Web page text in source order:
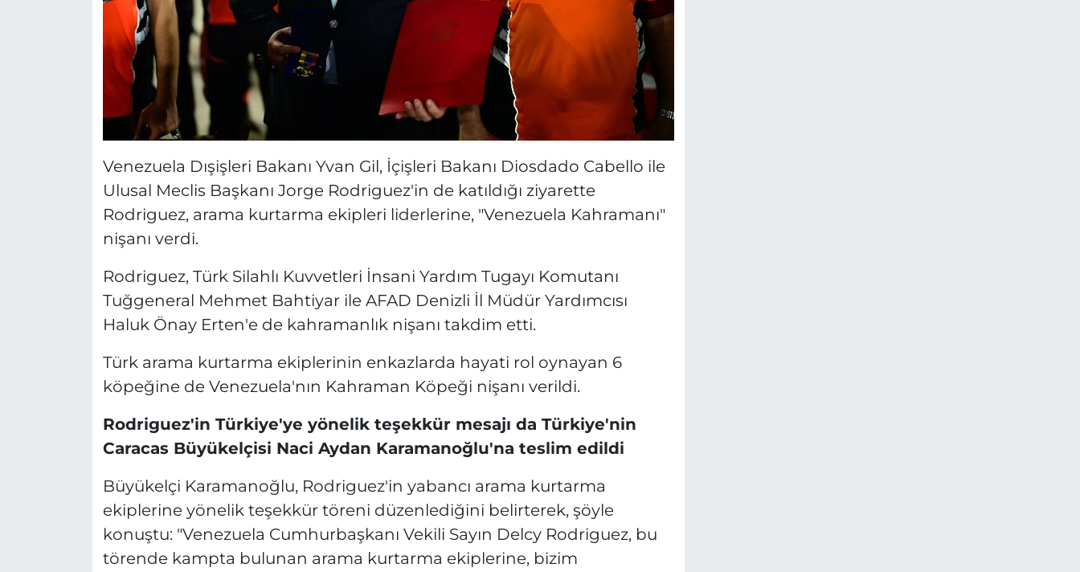
Venezuela Dışişleri Bakanı Yvan Gil, İçişleri Bakanı Diosdado Cabello ile
Ulusal Meclis Başkanı Jorge Rodriguez'in de katıldığı ziyarette
Rodriguez, arama kurtarma ekipleri liderlerine, "Venezuela Kahramanı"
nişanı verdi.
Rodriguez, Türk Silahlı Kuvvetleri İnsani Yardım Tugayı Komutanı
Tuğgeneral Mehmet Bahtiyar ile AFAD Denizli İl Müdür Yardımcısı
Haluk Önay Erten'e de kahramanlık nişanı takdim etti.
Türk arama kurtarma ekiplerinin enkazlarda hayati rol oynayan 6
köpeğine de Venezuela'nın Kahraman Köpeği nişanı verildi.
Rodriguez'in Türkiye'ye yönelik teşekkür mesajı da Türkiye'nin
Caracas Büyükelçisi Naci Aydan Karamanoğlu'na teslim edildi
Büyükelçi Karamanoğlu, Rodriguez'in yabancı arama kurtarma
ekiplerine yönelik teşekkür töreni düzenlediğini belirterek, şöyle
konuştu: "Venezuela Cumhurbaşkanı Vekili Sayın Delcy Rodriguez, bu
törende kampta bulunan arama kurtarma ekiplerine, bizim